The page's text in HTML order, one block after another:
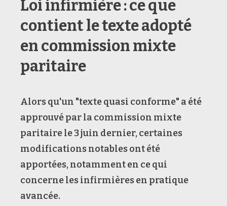
Loi infirmière : ce que
contient le texte adopté
en commission mixte
paritaire
Alors qu'un "texte quasi conforme" a été
approuvé par la commission mixte
paritaire le 3 juin dernier, certaines
modifications notables ont été
apportées, notamment en ce qui
concerne les infirmières en pratique
avancée.